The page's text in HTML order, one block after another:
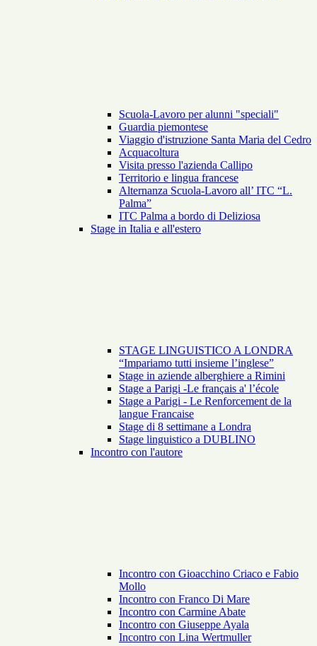
Scuola-Lavoro per alunni "speciali"
Guardia piemontese
Viaggio d'istruzione Santa Maria del Cedro
Acquacoltura
Visita presso l'azienda Callipo
Territorio e lingua francese
Alternanza Scuola-Lavoro all’ ITC “L.
Palma”
ITC Palma a bordo di Deliziosa
Stage in Italia e all'estero
STAGE LINGUISTICO A LONDRA
“Impariamo tutti insieme l’inglese”
Stage in aziende alberghiere a Rimini
Stage a Parigi -Le français a' l’école
Stage a Parigi - Le Renforcement de la
langue Francaise
Stage di 8 settimane a Londra
Stage linguistico a DUBLINO
Incontro con l'autore
Incontro con Gioacchino Criaco e Fabio
Mollo
Incontro con Franco Di Mare
Incontro con Carmine Abate
Incontro con Giuseppe Ayala
Incontro con Lina Wertmuller